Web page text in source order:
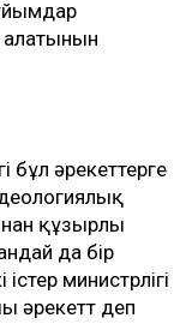
бұл әрекеттерге
құзырлы
да бір
министрлігі
әрекетт деп